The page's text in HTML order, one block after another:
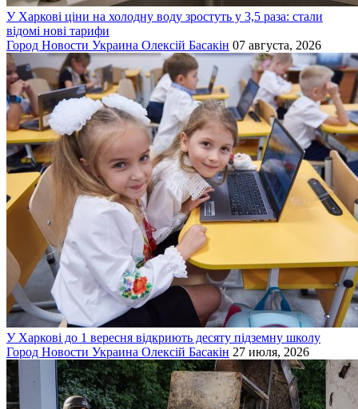
У Харкові ціни на холодну воду зростуть у 3,5 раза: стали
відомі нові тарифи
Город Новости Украина Олексій Басакін 07 августа, 2026
У Харкові до 1 вересня відкриють десяту підземну школу
Город Новости Украина Олексій Басакін 27 июля, 2026